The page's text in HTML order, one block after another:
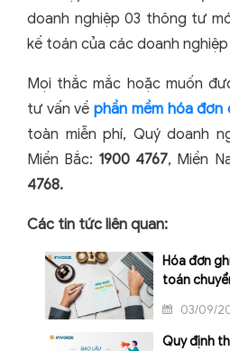
doanh nghiệp 03 thông tư
kế toán của các doanh
Mọi thắc mắc hoặc muốn
tư vấn vềphần mềm hóa đơn
toàn miễn phí, Quý doanh
Miền Bắc: 1900 4767, Miền
4768.
Các tin tức liên quan:
Hóa đơn
toán
03/09/
Quy định